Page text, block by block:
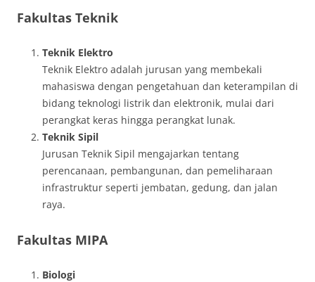
Fakultas Teknik
Teknik Elektro
Teknik Elektro adalah jurusan yang membekali
mahasiswa dengan pengetahuan dan keterampilan di
bidang teknologi listrik dan elektronik, mulai dari
perangkat keras hingga perangkat lunak.
Teknik Sipil
Jurusan Teknik Sipil mengajarkan tentang
perencanaan, pembangunan, dan pemeliharaan
infrastruktur seperti jembatan, gedung, dan jalan
raya.
Fakultas MIPA
Biologi